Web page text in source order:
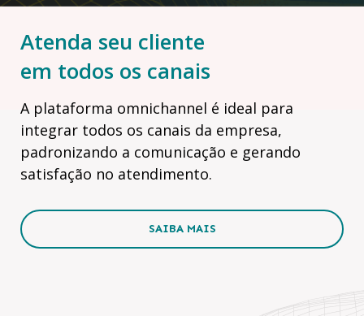
Atenda seu cliente
em todos os canais
A plataforma omnichannel é ideal para
integrar todos os canais da empresa,
padronizando a comunicação e gerando
satisfação no atendimento.
SAIBA MAIS